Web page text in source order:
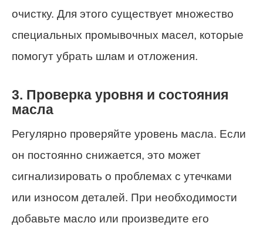
очистку. Для этого существует множество
специальных промывочных масел, которые
помогут убрать шлам и отложения.
3. Проверка уровня и состояния
масла
Регулярно проверяйте уровень масла. Если
он постоянно снижается, это может
сигнализировать о проблемах с утечками
или износом деталей. При необходимости
добавьте масло или произведите его